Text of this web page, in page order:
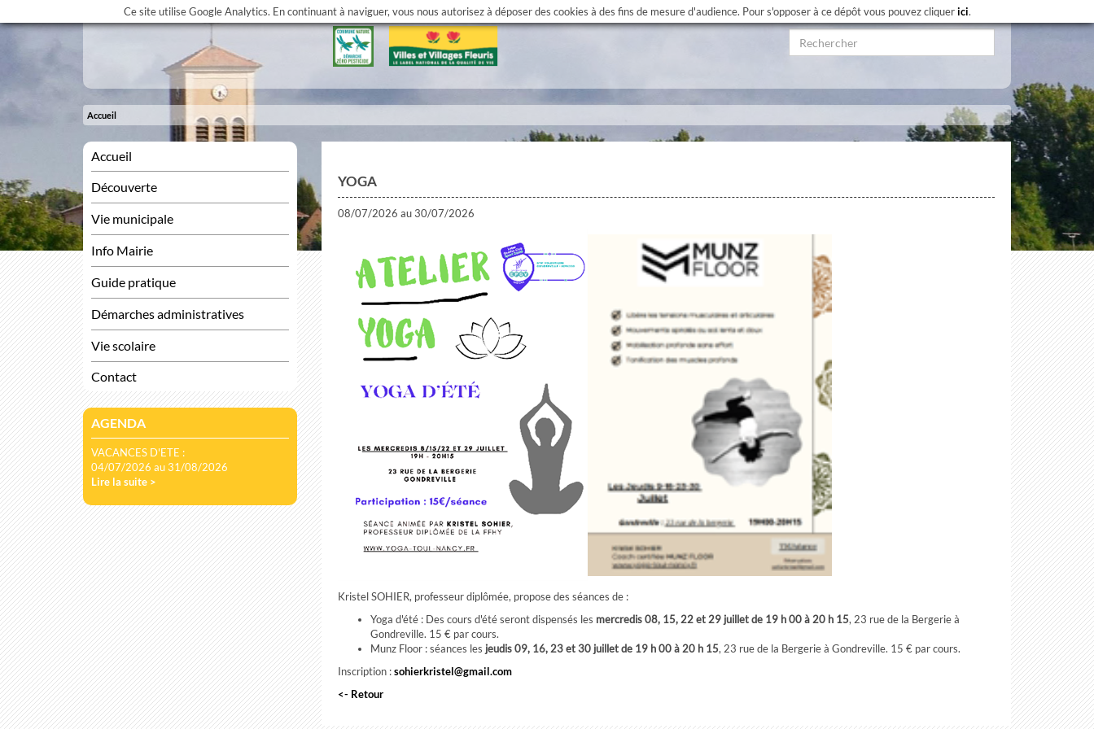
Ce site utilise Google Analytics. En continuant à naviguer, vous nous autorisez à déposer des cookies à des fins de mesure d'audience. Pour s'opposer à ce dépôt vous pouvez cliquerici.
Accueil
Accueil
Découverte
Vie municipale
Info Mairie
Guide pratique
Démarches administratives
Vie scolaire
Contact
AGENDA
VACANCES D'ETE :
04/07/2026 au 31/08/2026
Lire la suite >
YOGA
08/07/2026 au 30/07/2026
Kristel SOHIER, professeur diplômée, propose des séances de :
Yoga d'été : Des cours d'été seront dispensés les mercredis 08, 15, 22 et 29 juillet de 19 h 00 à 20 h 15, 23 rue de la Bergerie à
Gondreville. 15 € par cours.
Munz Floor : séances les jeudis 09, 16, 23 et 30 juillet de 19 h 00 à 20 h 15, 23 rue de la Bergerie à Gondreville. 15 € par cours.
Inscription :sohierkristel@gmail.com
<- Retour